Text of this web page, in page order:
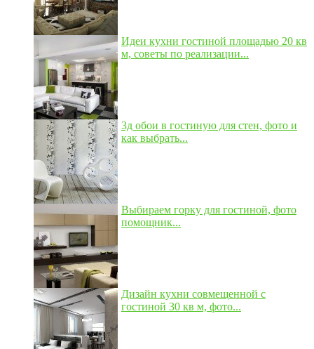
Идеи кухни гостиной площадью 20 кв
м, советы по реализации...
3д обои в гостиную для стен, фото и
как выбрать...
Выбираем горку для гостиной, фото
помощник...
Дизайн кухни совмещенной с
гостиной 30 кв м, фото...